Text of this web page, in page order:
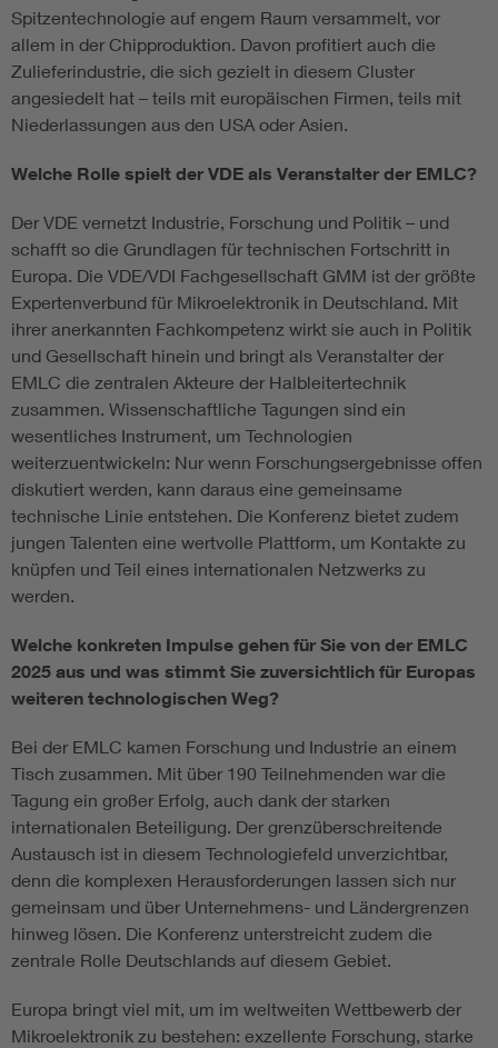
Spitzentechnologie auf engem Raum versammelt, vor
allem in der Chipproduktion. Davon profitiert auch die
Zulieferindustrie, die sich gezielt in diesem Cluster
angesiedelt hat – teils mit europäischen Firmen, teils mit
Niederlassungen aus den USA oder Asien.
Welche Rolle spielt der VDE als Veranstalter der EMLC?
Der VDE vernetzt Industrie, Forschung und Politik – und
schafft so die Grundlagen für technischen Fortschritt in
Europa. Die VDE/VDI Fachgesellschaft GMM ist der größte
Expertenverbund für Mikroelektronik in Deutschland. Mit
ihrer anerkannten Fachkompetenz wirkt sie auch in Politik
und Gesellschaft hinein und bringt als Veranstalter der
EMLC die zentralen Akteure der Halbleitertechnik
zusammen. Wissenschaftliche Tagungen sind ein
wesentliches Instrument, um Technologien
weiterzuentwickeln: Nur wenn Forschungsergebnisse offen
diskutiert werden, kann daraus eine gemeinsame
technische Linie entstehen. Die Konferenz bietet zudem
jungen Talenten eine wertvolle Plattform, um Kontakte zu
knüpfen und Teil eines internationalen Netzwerks zu
werden.
Welche konkreten Impulse gehen für Sie von der EMLC
2025 aus und was stimmt Sie zuversichtlich für Europas
weiteren technologischen Weg?
Bei der EMLC kamen Forschung und Industrie an einem
Tisch zusammen. Mit über 190 Teilnehmenden war die
Tagung ein großer Erfolg, auch dank der starken
internationalen Beteiligung. Der grenzüberschreitende
Austausch ist in diesem Technologiefeld unverzichtbar,
denn die komplexen Herausforderungen lassen sich nur
gemeinsam und über Unternehmens- und Ländergrenzen
hinweg lösen. Die Konferenz unterstreicht zudem die
zentrale Rolle Deutschlands auf diesem Gebiet.
Europa bringt viel mit, um im weltweiten Wettbewerb der
Mikroelektronik zu bestehen: exzellente Forschung, starke